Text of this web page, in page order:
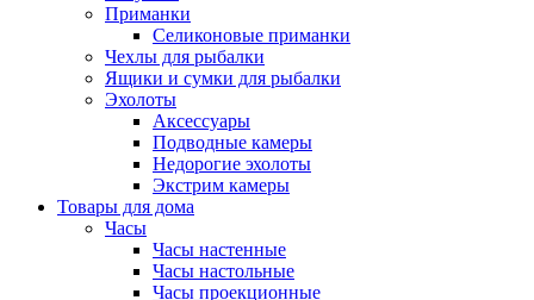
Приманки
Селиконовые приманки
Чехлы для рыбалки
Ящики и сумки для рыбалки
Эхолоты
Аксессуары
Подводные камеры
Недорогие эхолоты
Экстрим камеры
Товары для дома
Часы
Часы настенные
Часы настольные
Часы проекционные